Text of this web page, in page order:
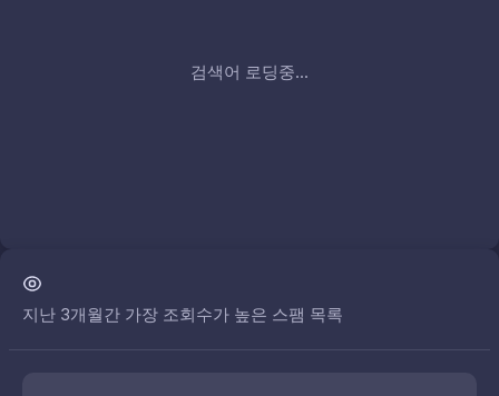
검색어 로딩중...
지난 3개월간 가장 조회수가 높은 스팸 목록